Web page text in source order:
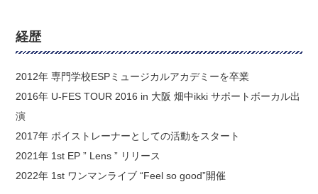
経歴
2012年 専門学校ESPミュージカルアカデミーを卒業
2016年 U-FES TOUR 2016 in 大阪 畑中ikki サポートボーカル出
演
2017年 ボイストレーナーとしての活動をスタート
2021年 1st EP ” Lens ” リリース
2022年 1st ワンマンライブ “Feel so good”開催